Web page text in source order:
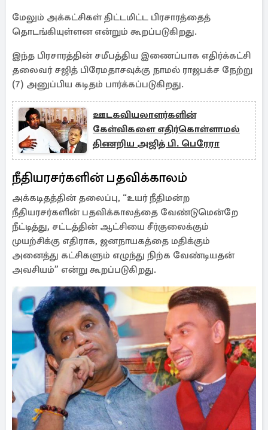
மேலும் அக்கட்சிகள் திட்டமிட்ட பிரசாரத்தைத்
தொடங்கியுள்ளன என்றும் கூறப்படுகிறது.
இந்த பிரசாரத்தின் சமீபத்திய இணைப்பாக எதிர்க்கட்சி
தலைவர் சஜித் பிரேமதாசவுக்கு நாமல் ராஜபக்ச நேற்று
(7) அனுப்பிய கடிதம் பார்க்கப்படுகிறது.
ஊடகவியலாளர்களின்
கேள்விகளை எதிர்கொள்ளாமல்
திணறிய அஜித் பி. பெரேரா
நீதியரசர்களின் பதவிக்காலம்
அக்கடிதத்தின் தலைப்பு, “உயர் நீதிமன்ற
நீதியரசர்களின் பதவிக்காலத்தை வேண்டுமென்றே
நீட்டித்து, சட்டத்தின் ஆட்சியை சீர்குலைக்கும்
முயற்சிக்கு எதிராக, ஜனநாயகத்தை மதிக்கும்
அனைத்து கட்சிகளும் எழுந்து நிற்க வேண்டியதன்
அவசியம்” என்று கூறப்படுகிறது.